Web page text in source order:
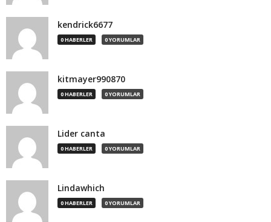
kendrick6677
0 HABERLER 0 YORUMLAR
kitmayer990870
0 HABERLER 0 YORUMLAR
Lider canta
0 HABERLER 0 YORUMLAR
Lindawhich
0 HABERLER 0 YORUMLAR